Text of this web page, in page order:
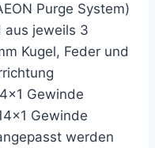
Purge System)
aus jeweils 3
Kugel, Feder und
Gewinde
Gewinde
werden